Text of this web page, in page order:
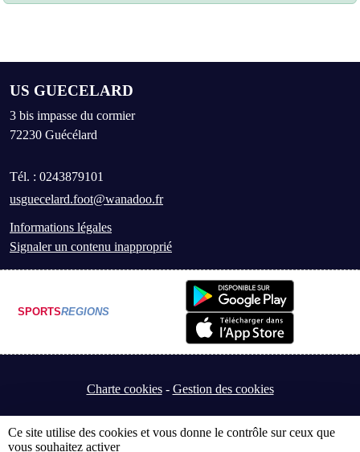
US GUECELARD
3 bis impasse du cormier
72230 Guécélard
Tél. : 0243879101
usguecelard.foot@wanadoo.fr
Informations légales
Signaler un contenu inapproprié
SPORTSREGIONS
Charte cookies Gestion des cookies
Ce site utilise des cookies et vous donne le contrôle sur ceux que
vous souhaitez activer